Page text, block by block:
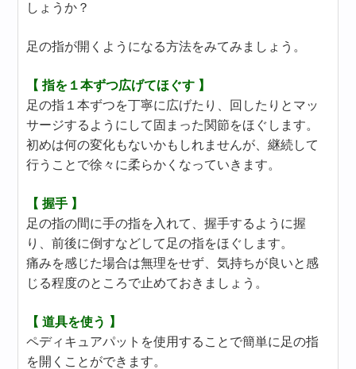
しょうか？
足の指が開くようになる方法をみてみましょう。
【 指を１本ずつ広げてほぐす 】
足の指１本ずつを丁寧に広げたり、回したりとマッ
サージするようにして固まった関節をほぐします。
初めは何の変化もないかもしれませんが、継続して
行うことで徐々に柔らかくなっていきます。
【 握手 】
足の指の間に手の指を入れて、握手するように握
り、前後に倒すなどして足の指をほぐします。
痛みを感じた場合は無理をせず、気持ちが良いと感
じる程度のところで止めておきましょう。
【 道具を使う 】
ペディキュアパットを使用することで簡単に足の指
を開くことができます。